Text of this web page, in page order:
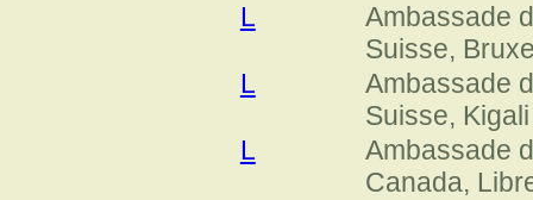
L
Ambassade
Suisse,
L
Ambassade
Suisse, Kigali
L
Ambassade
Canada,